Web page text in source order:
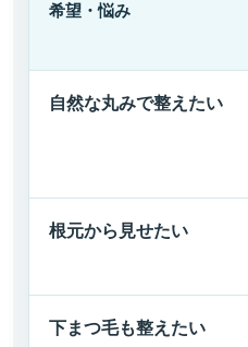
希望・悩み
自然な丸みで整えたい
根元から見せたい
下まつ毛も整えたい